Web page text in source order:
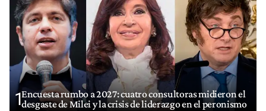
1Encuesta rumbo a 2027: cuatro consultoras midieron el
desgaste de Milei y la crisis de liderazgo en el peronismo